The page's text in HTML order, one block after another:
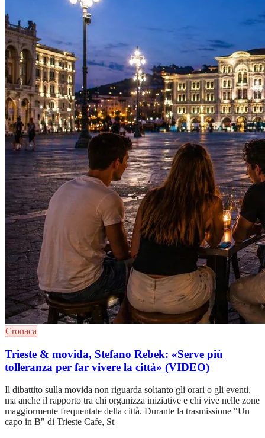
Cronaca
Trieste & movida, Stefano Rebek: «Serve più
tolleranza per far vivere la città» (VIDEO)
Il dibattito sulla movida non riguarda soltanto gli orari o gli eventi,
ma anche il rapporto tra chi organizza iniziative e chi vive nelle zone
maggiormente frequentate della città. Durante la trasmissione "Un
capo in B" di Trieste Cafe, St